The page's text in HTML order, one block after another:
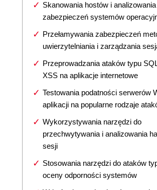
Skanowania hostów i analizowania
zabezpieczeń systemów
Przełamywania zabezpieczeń
uwierzytelniania i zarządzania
Przeprowadzania ataków typu
XSS na aplikacje internetowe
Testowania podatności serwerów
aplikacji na popularne rodzaje
Wykorzystywania narzędzi do
przechwytywania i analizowania
sesji
Stosowania narzędzi do ataków
oceny odporności systemów